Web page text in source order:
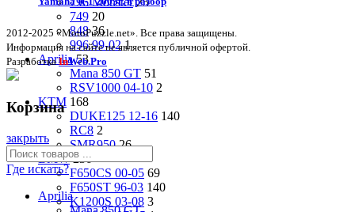
749 20
848 36
996 99-02 1
Aprilia 53
Mana 850 GT 51
RSV1000 04-10 2
KTM 168
DUKE125 12-16 140
RC8 2
SMR950 26
BMW 236
F650CS 00-05 69
F650ST 96-03 140
K1200S 03-08 3
2012-2025 «MotoPuzzle.net». Все права защищены.
Информация на сайте не является публичной офертой.
РазработкаInWeb.Pro
Корзина
закрыть
Где искать?
Aprilia